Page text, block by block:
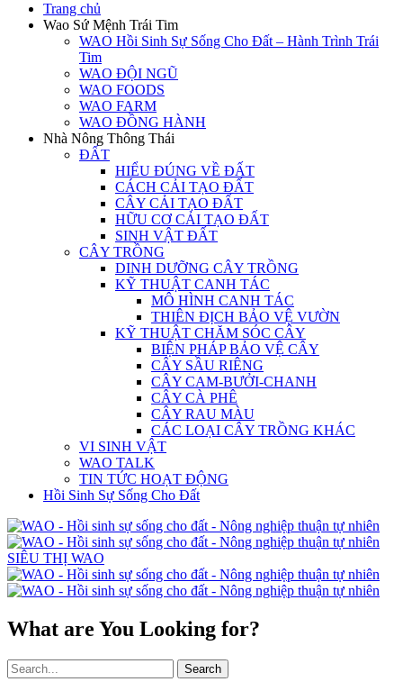
Trang chủ
Wao Sứ Mệnh Trái Tim
WAO Hồi Sinh Sự Sống Cho Đất – Hành Trình Trái
Tim
WAO ĐỘI NGŨ
WAO FOODS
WAO FARM
WAO ĐỒNG HÀNH
Nhà Nông Thông Thái
ĐẤT
HIỂU ĐÚNG VỀ ĐẤT
CÁCH CẢI TẠO ĐẤT
CÂY CẢI TẠO ĐẤT
HỮU CƠ CẢI TẠO ĐẤT
SINH VẬT ĐẤT
CÂY TRỒNG
DINH DƯỠNG CÂY TRỒNG
KỸ THUẬT CANH TÁC
MÔ HÌNH CANH TÁC
THIÊN ĐỊCH BẢO VỆ VƯỜN
KỸ THUẬT CHĂM SÓC CÂY
BIỆN PHÁP BẢO VỆ CÂY
CÂY SẦU RIÊNG
CÂY CAM-BƯỞI-CHANH
CÂY CÀ PHÊ
CÂY RAU MÀU
CÁC LOẠI CÂY TRỒNG KHÁC
VI SINH VẬT
WAO TALK
TIN TỨC HOẠT ĐỘNG
Hồi Sinh Sự Sống Cho Đất
SIÊU THỊ WAO
What are You Looking for?
Search